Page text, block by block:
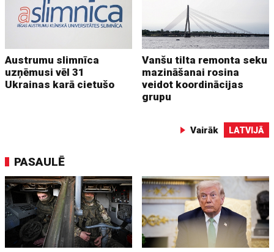
Austrumu slimnīca
uzņēmusi vēl 31
Ukrainas karā cietušo
Vanšu tilta remonta seku
mazināšanai rosina
veidot koordinācijas
grupu
Vairāk LATVIJĀ
PASAULĒ